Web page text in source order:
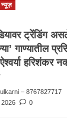
न्यूज़
ट्रेंडिंग
गाण्यातील
हरिशंकर
– 8767827717
2026
0